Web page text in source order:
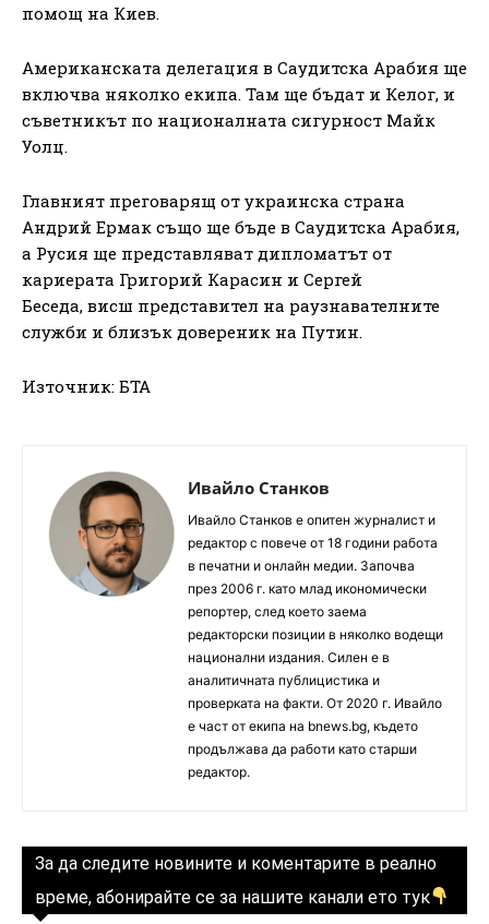
помощ на Киев.
Американската делегация в Саудитска Арабия ще
включва няколко екипа. Там ще бъдат и Келог, и
съветникът по националната сигурност Майк
Уолц.
Главният преговарящ от украинска страна
Андрий Ермак също ще бъде в Саудитска Арабия,
а Русия ще представляват дипломатът от
кариерата Григорий Карасин и Сергей
Беседа, висш представител на раузнавателните
служби и близък довереник на Путин.
Източник: БТА
Ивайло Станков
Ивайло Станков е опитен журналист и
редактор с повече от 18 години работа
в печатни и онлайн медии. Започва
през 2006 г. като млад икономически
репортер, след което заема
редакторски позиции в няколко водещи
национални издания. Силен е в
аналитичната публицистика и
проверката на факти. От 2020 г. Ивайло
е част от екипа на bnews.bg, където
продължава да работи като старши
редактор.
За да следите новините и коментарите в реално
време, абонирайте се за нашите канали ето тук